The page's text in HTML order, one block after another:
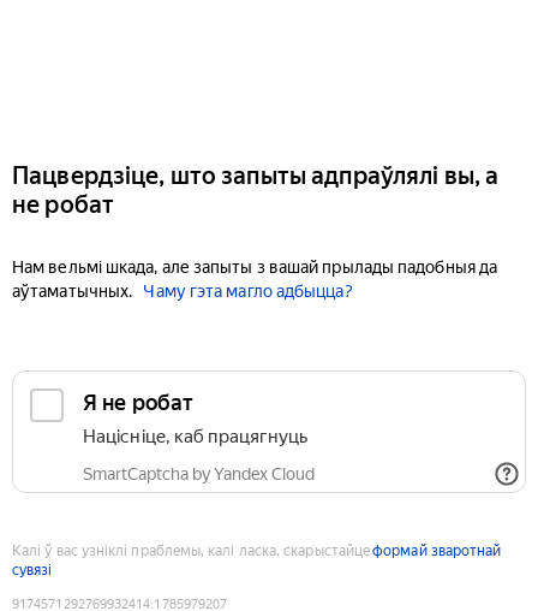
Пацвердзіце, што запыты адпраўлялі вы, а
не робат
Нам вельмі шкада, але запыты з вашай прылады падобныя да
аўтаматычных.
Чаму гэта магло адбыцца?
Я не робат
Націсніце, каб працягнуць
SmartCaptcha by Yandex Cloud
Калі ў вас узніклі праблемы, калі ласка, скарыстайцеформай зваротнай
сувязі
9174571292769932414:1785979207